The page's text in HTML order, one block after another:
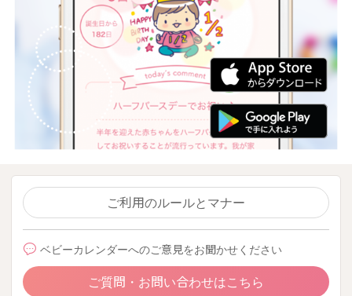
ご利用のルールとマナー
ベビーカレンダーへのご意見をお聞かせください
ご質問・お問い合わせはこちら